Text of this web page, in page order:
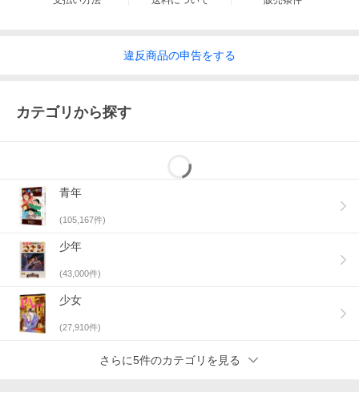
違反商品の申告をする
カテゴリから探す
青年
(105,167件)
少年
(43,000件)
少女
(27,910件)
さらに5件のカテゴリを見る